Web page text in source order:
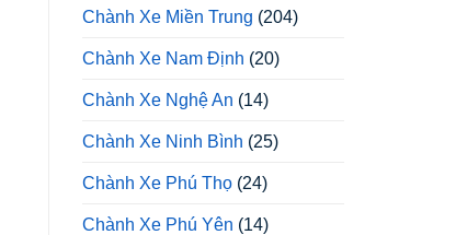
Chành Xe Miền Trung (204)
Chành Xe Nam Định (20)
Chành Xe Nghệ An (14)
Chành Xe Ninh Bình (25)
Chành Xe Phú Thọ (24)
Chành Xe Phú Yên (14)